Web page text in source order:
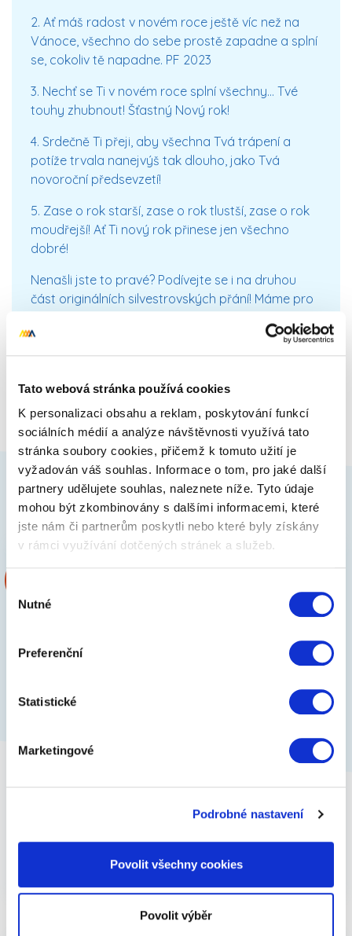
Tato webová stránka používá cookies
K personalizaci obsahu a reklam, poskytování funkcí
sociálních médií a analýze návštěvnosti využívá tato
stránka soubory cookies, přičemž k tomuto užití je
vyžadován váš souhlas. Informace o tom, pro jaké další
partnery udělujete souhlas, naleznete níže. Tyto údaje
mohou být zkombinovány s dalšími informacemi, které
jste nám či partnerům poskytli nebo které byly získány
v rámci využívání dotčených stránek a služeb.
Výběr
souhlasu
Nutné
Preferenční
Statistické
Marketingové
Podrobné nastavení
Povolit všechny cookies
Povolit výběr
2. Ať máš radost v novém roce ještě víc než na
Vánoce, všechno do sebe prostě zapadne a splní
se, cokoliv tě napadne. PF 2023
3. Nechť se Ti v novém roce splní všechny… Tvé
touhy zhubnout! Šťastný Nový rok!
4. Srdečně Ti přeji, aby všechna Tvá trápení a
potíže trvala nanejvýš tak dlouho, jako Tvá
novoroční předsevzetí!
5. Zase o rok starší, zase o rok tlustší, zase o rok
moudřejší! Ať Ti nový rok přinese jen všechno
dobré!
Nenašli jste to pravé? Podívejte se i na druhou
část originálních silvestrovských přání! Máme pro
nebo
Zpět na výpis článků
119 Kč Zobrazit